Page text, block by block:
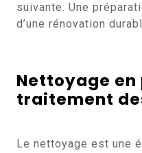
suivante. Une
d’une rénovation
Nettoyage
traitement
Le nettoyage est une